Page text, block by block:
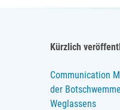
Kürzlich
Communication
der
Weglassens